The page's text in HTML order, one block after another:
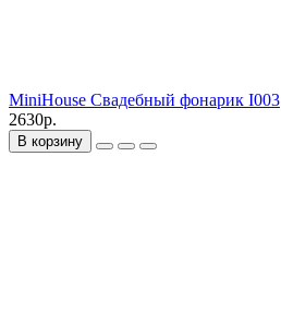
MiniHouse Свадебный фонарик I003
2630р.
В корзину